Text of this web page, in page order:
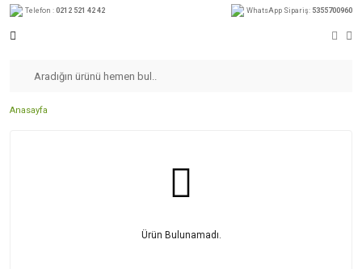
Telefon : 0212 521 42 42 WhatsApp Sipariş: 5355700960
Anasayfa
Ürün Bulunamadı.